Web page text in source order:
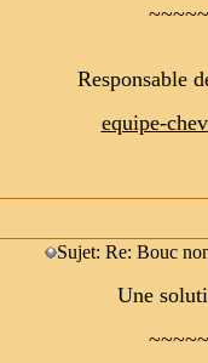
Responsable
equipe-
Sujet: Re: Bouc
Une